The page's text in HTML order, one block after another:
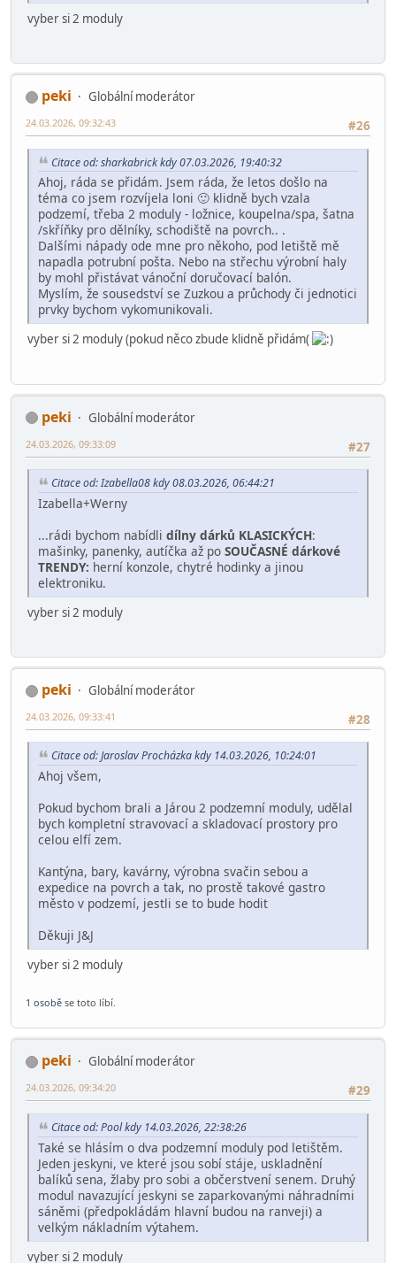
vyber si 2 moduly
peki
Globální moderátor
#26
24.03.2026, 09:32:43
Citace od: sharkabrick kdy 07.03.2026, 19:40:32
Ahoj, ráda se přidám. Jsem ráda, že letos došlo na
téma co jsem rozvíjela loni 🙂 klidně bych vzala
podzemí, třeba 2 moduly - ložnice, koupelna/spa, šatna
/skříňky pro dělníky, schodiště na povrch.. .
Dalšími nápady ode mne pro někoho, pod letiště mě
napadla potrubní pošta. Nebo na střechu výrobní haly
by mohl přistávat vánoční doručovací balón.
Myslím, že sousedství se Zuzkou a průchody či jednotici
prvky bychom vykomunikovali.
vyber si 2 moduly (pokud něco zbude klidně přidám(
peki
Globální moderátor
#27
24.03.2026, 09:33:09
Citace od: Izabella08 kdy 08.03.2026, 06:44:21
Izabella+Werny
...rádi bychom nabídli dílny dárků KLASICKÝCH:
mašinky, panenky, autíčka až po SOUČASNÉ dárkové
TRENDY: herní konzole, chytré hodinky a jinou
elektroniku.
vyber si 2 moduly
peki
Globální moderátor
#28
24.03.2026, 09:33:41
Citace od: Jaroslav Procházka kdy 14.03.2026, 10:24:01
Ahoj všem,
Pokud bychom brali a Járou 2 podzemní moduly, udělal
bych kompletní stravovací a skladovací prostory pro
celou elfí zem.
Kantýna, bary, kavárny, výrobna svačin sebou a
expedice na povrch a tak, no prostě takové gastro
město v podzemí, jestli se to bude hodit
Děkuji J&J
vyber si 2 moduly
1 osobě se toto líbí.
peki
Globální moderátor
#29
24.03.2026, 09:34:20
Citace od: Pool kdy 14.03.2026, 22:38:26
Také se hlásím o dva podzemní moduly pod letištěm.
Jeden jeskyni, ve které jsou sobí stáje, uskladnění
balíků sena, žlaby pro sobi a občerstvení senem. Druhý
modul navazující jeskyni se zaparkovanými náhradními
sáněmi (předpokládám hlavní budou na ranveji) a
velkým nákladním výtahem.
vyber si 2 moduly